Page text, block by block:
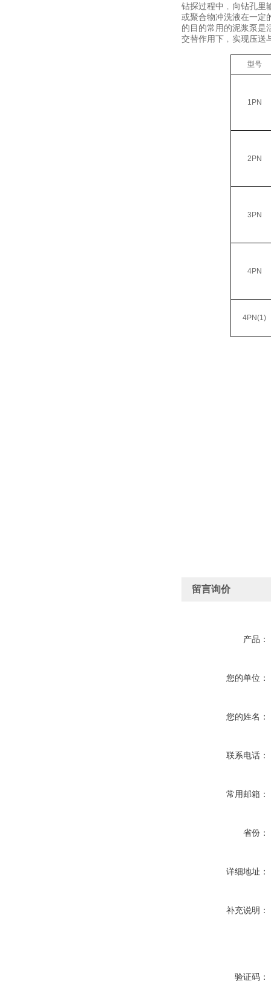
钻探过程中﹐向钻孔里
或聚合物冲洗液在一定
的目的常用的泥浆泵是
交替作用下﹐实现压送
型号
1PN
2PN
3PN
4PN
4PN(1)
留言询价
产品：
您的单位：
您的姓名：
联系电话：
常用邮箱：
省份：
详细地址：
补充说明：
验证码：